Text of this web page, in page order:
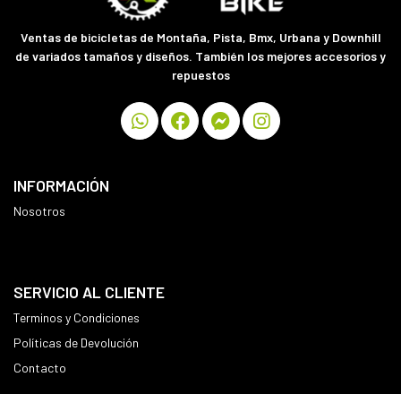
Ventas de bicicletas de Montaña, Pista, Bmx, Urbana y Downhill
de variados tamaños y diseños. También los mejores accesorios y
repuestos
INFORMACIÓN
Nosotros
SERVICIO AL CLIENTE
Terminos y Condiciones
Políticas de Devolución
Contacto